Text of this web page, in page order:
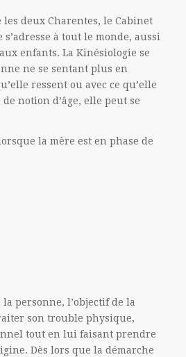
les deux Charentes, le Cabinet
à tout le monde, aussi
enfants. La Kinésiologie se
ne se sentant plus en
ressent ou avec ce qu’elle
notion d’âge, elle peut se
la mère est en phase de
la personne, l’objectif de la
son trouble physique,
tout en lui faisant prendre
Dès lors que la démarche